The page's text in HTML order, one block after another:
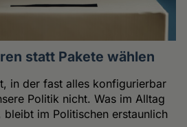
statt Pakete wählen
in der fast alles konfigurierbar
Politik nicht. Was im Alltag
im Politischen erstaunlich